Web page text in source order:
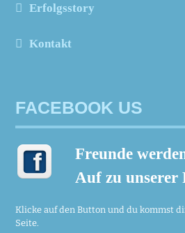
Erfolgsstory
Kontakt
FACEBOOK US
Freunde
Auf zu unserer
Klicke auf den Button und du kommst
Seite.